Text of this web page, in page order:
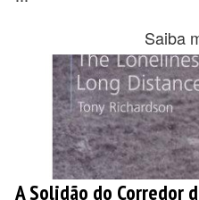
Saiba
A Solidão do Corredor